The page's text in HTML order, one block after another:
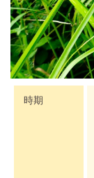
時期